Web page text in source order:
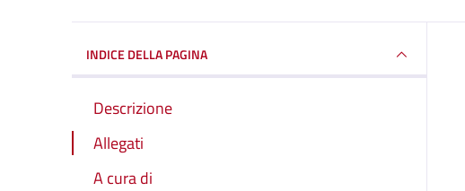
INDICE DELLA PAGINA
Descrizione
Allegati
A cura di